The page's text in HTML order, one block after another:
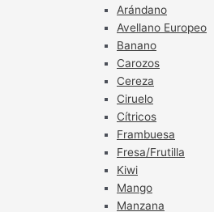
Arándano
Avellano Europeo
Banano
Carozos
Cereza
Ciruelo
Cítricos
Frambuesa
Fresa/Frutilla
Kiwi
Mango
Manzana